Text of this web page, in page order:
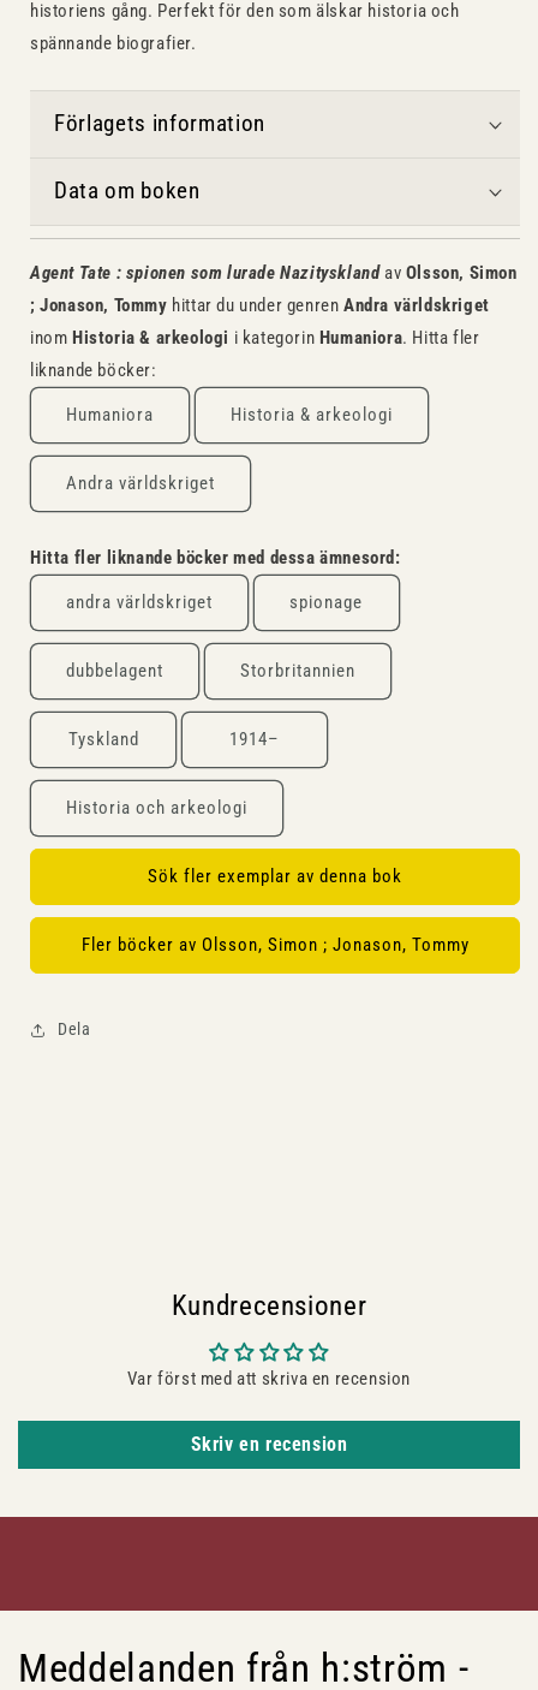
historiens gång. Perfekt för den som älskar historia och
spännande biografier.
Förlagets information
Data om boken
Agent Tate : spionen som lurade Nazitysklandav Olsson, Simon
; Jonason, Tommy hittar du under genrenAndra världskriget
inom Historia & arkeologi i kategorin Humaniora. Hitta fler
liknande böcker:
Humaniora Historia & arkeologi
Andra världskriget
Hitta fler liknande böcker med dessa ämnesord:
andra världskriget spionage
dubbelagent Storbritannien
Tyskland 1914–
Historia och arkeologi
Sök fler exemplar av denna bok
Fler böcker av Olsson, Simon ; Jonason, Tommy
Dela
Kundrecensioner
Var först med att skriva en recension
Skriv en recension
Meddelanden från h:ström -